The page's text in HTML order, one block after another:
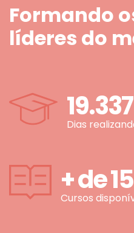
Formando
líderes do
19.337
Dias
+ de
Cursos